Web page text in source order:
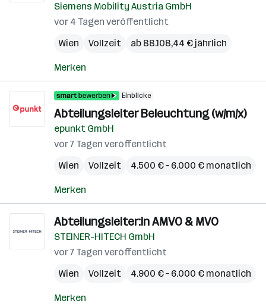
Siemens Mobility Austria GmbH
vor 4 Tagen veröffentlicht
Wien
Vollzeit ab 88.108,44 € jährlich
Merken
Einblicke
Abteilungsleiter Beleuchtung (w/m/x)
epunkt GmbH
vor 7 Tagen veröffentlicht
Wien
Vollzeit 4.500 € – 6.000 € monatlich
Merken
Abteilungsleiter:in AMVO & MVO
STEINER-HITECH GmbH
vor 7 Tagen veröffentlicht
Wien
Vollzeit 4.900 € – 6.000 € monatlich
Merken